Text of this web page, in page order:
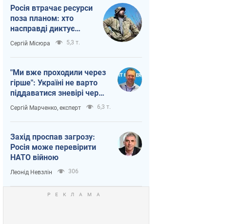
Росія втрачає ресурси
поза планом: хто
насправді диктує
темп війни
Сергій Місюра 5,3 т.
"Ми вже проходили через
гірше": Україні не варто
піддаватися зневірі через
ракетний терор
Сергій Марченко, експерт 6,3 т.
Захід проспав загрозу:
Росія може перевірити
НАТО війною
Леонід Невзлін 306